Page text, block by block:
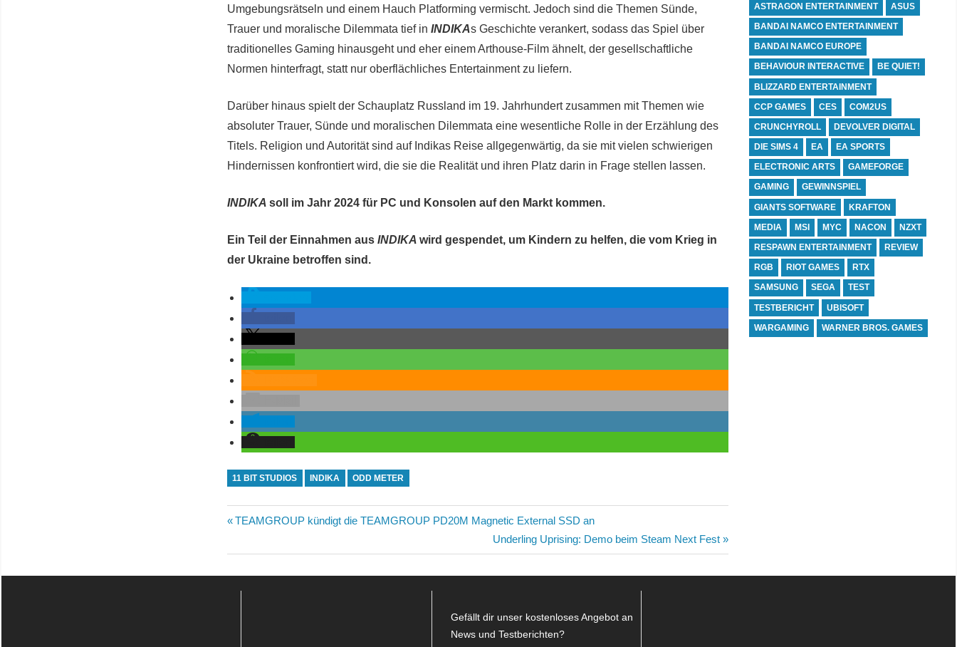
Umgebungsrätseln und einem Hauch Platforming vermischt. Jedoch sind die Themen Sünde,
Trauer und moralische Dilemmata tief inINDIKAs Geschichte verankert, sodass das Spiel über
traditionelles Gaming hinausgeht und eher einem Arthouse-Film ähnelt, der gesellschaftliche
Normen hinterfragt, statt nur oberflächliches Entertainment zu liefern.
Darüber hinaus spielt der Schauplatz Russland im 19. Jahrhundert zusammen mit Themen wie
absoluter Trauer, Sünde und moralischen Dilemmata eine wesentliche Rolle in der Erzählung des
Titels. Religion und Autorität sind auf Indikas Reise allgegenwärtig, da sie mit vielen schwierigen
Hindernissen konfrontiert wird, die sie die Realität und ihren Platz darin in Frage stellen lassen.
INDIKAsoll im Jahr 2024 für PC und Konsolen auf den Markt kommen.
Ein Teil der Einnahmen aus INDIKAwird gespendet, um Kindern zu helfen, die vom Krieg in
der Ukraine betroffen sind.
11 BIT STUDIOS INDIKA ODD METER
Beitragsnavigation
Vorheriger
TEAMGROUP kündigt die TEAMGROUP PD20M Magnetic External SSD an
Nächster
Beitrag:
Underling Uprising: Demo beim Steam Next Fest
ASTRAGON ENTERTAINMENT ASUS
BANDAI NAMCO ENTERTAINMENT
BANDAI NAMCO EUROPE
BEHAVIOUR INTERACTIVE BE QUIET!
BLIZZARD ENTERTAINMENT
CCP GAMES CES COM2US
CRUNCHYROLL DEVOLVER DIGITAL
DIE SIMS 4 EA EA SPORTS
ELECTRONIC ARTS GAMEFORGE
GAMING GEWINNSPIEL
GIANTS SOFTWARE KRAFTON
MEDIA MSI MYC NACON NZXT
RESPAWN ENTERTAINMENT REVIEW
RGB RIOT GAMES RTX
SAMSUNG SEGA TEST
TESTBERICHT UBISOFT
WARGAMING WARNER BROS. GAMES
Gefällt dir unser kostenloses Angebot an
News und Testberichten?